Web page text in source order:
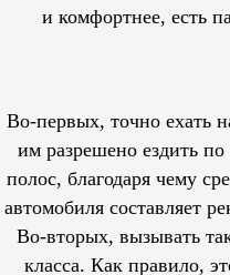
и комфортнее, есть
Во-первых, точно ехать
им разрешеноездить
полос, благодаря чему
автомобиля составляет
Во-вторых, вызывать
класса. Как правило,